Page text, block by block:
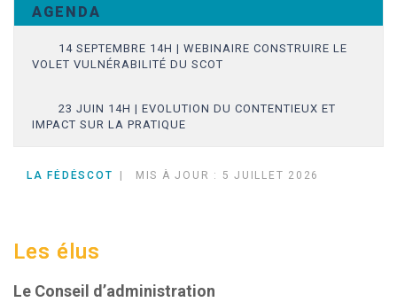
A G E N D A
14 SEPTEMBRE 14H | WEBINAIRE CONSTRUIRE LE
VOLET VULNÉRABILITÉ DU SCOT
23 JUIN 14H | EVOLUTION DU CONTENTIEUX ET
IMPACT SUR LA PRATIQUE
LA FÉDÉSCOT MIS À JOUR : 5 JUILLET 2026
Les élus
Le Conseil d’administration